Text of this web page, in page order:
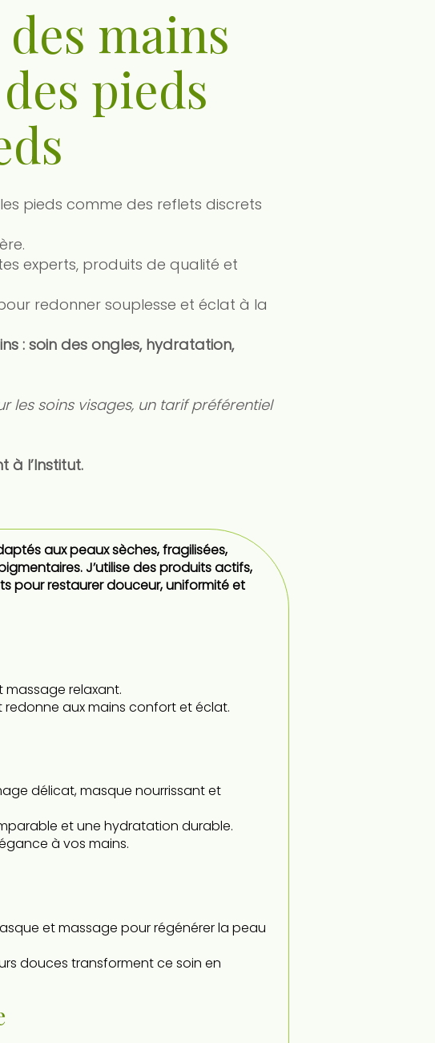
mains
pieds
pieds comme des reflets discrets
experts, produits de qualité et
redonner souplesse et éclat à la
: soin des ongles, hydratation,
les soins visages, un tarif préférentiel
à l’Institut.
aux peaux sèches, fragilisées,
J’utilise des produits actifs,
pour restaurer douceur, uniformité et
massage relaxant.
aux mains confort et éclat.
délicat, masque nourrissant et
et une hydratation durable.
à vos mains.
et massage pour régénérer la peau
douces transforment ce soin en